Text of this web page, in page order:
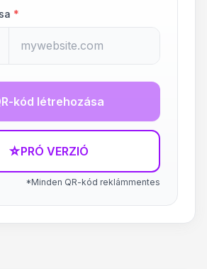
*
kód létrehozása
☆PRÓ VERZIÓ
*Minden QR-kód reklámmentes